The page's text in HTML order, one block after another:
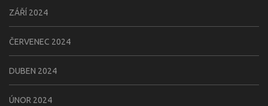
ZÁŘÍ 2024
ČERVENEC 2024
DUBEN 2024
ÚNOR 2024